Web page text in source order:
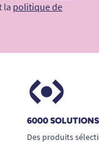
la politique de
6000
Des produits